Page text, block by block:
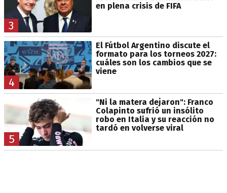
3
en plena crisis de FIFA
4
El Fútbol Argentino discute el
formato para los torneos 2027:
cuáles son los cambios que se
viene
5
"Ni la matera dejaron": Franco
Colapinto sufrió un insólito
robo en Italia y su reacción no
tardó en volverse viral